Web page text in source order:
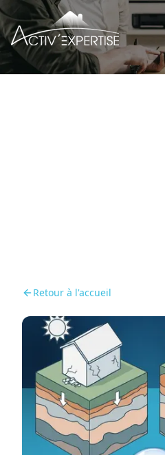
Retour à l'accueil